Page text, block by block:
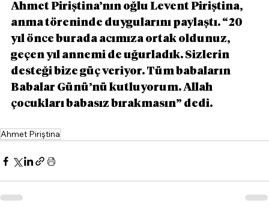
Ahmet Piriştina’nın oğlu Levent Piriştina,
anma töreninde duygularını paylaştı. “20
yıl önce burada acımıza ortak oldunuz,
geçen yıl annemi de uğurladık. Sizlerin
desteği bize güç veriyor. Tüm babaların
Babalar Günü’nü kutluyorum. Allah
çocukları babasız bırakmasın” dedi.
Ahmet Piriştina